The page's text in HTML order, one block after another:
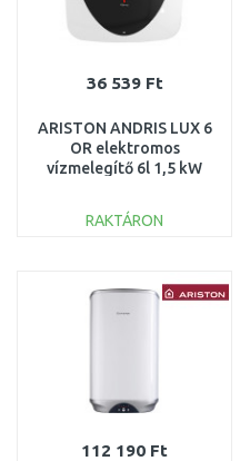
36 539 Ft
ARISTON ANDRIS LUX 6
OR elektromos
vízmelegítő 6l 1,5 kW
RAKTÁRON
Összehasonlítás
112 190 Ft